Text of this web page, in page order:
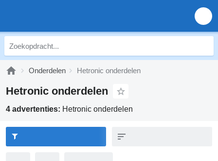
Onderdelen Hetronic onderdelen
Hetronic onderdelen
4 advertenties: Hetronic onderdelen